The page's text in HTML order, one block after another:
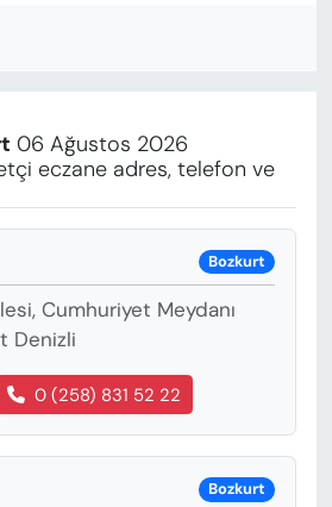
06 Ağustos 2026
eczane adres, telefon ve
Bozkurt
Cumhuriyet Meydanı
Denizli
0 (258) 831 52 22
Bozkurt